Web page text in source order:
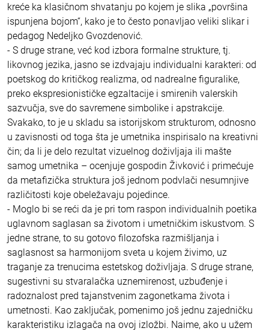
kreće ka klasičnom shvatanju po kojem je slika „površina
ispunjena bojom“, kako je to često ponavljao veliki slikar i
pedagog Nedeljko Gvozdenović.
- S druge strane, već kod izbora formalne strukture, tj.
likovnog jezika, jasno se izdvajaju individualni karakteri: od
poetskog do kritičkog realizma, od nadrealne figuralike,
preko ekspresionističke egzaltacije i smirenih valerskih
sazvučja, sve do savremene simbolike i apstrakcije.
Svakako, to je u skladu sa istorijskom strukturom, odnosno
u zavisnosti od toga šta je umetnika inspirisalo na kreativni
čin; da li je delo rezultat vizuelnog doživljaja ili mašte
samog umetnika – ocenjuje gospodin Živković i primećuje
da metafizička struktura još jednom podvlači nesumnjive
različitosti koje obeležavaju pojedince.
- Moglo bi se reći da je pri tom raspon individualnih poetika
uglavnom saglasan sa životom i umetničkim iskustvom. S
jedne strane, to su gotovo filozofska razmišljanja i
saglasnost sa harmonijom sveta u kojem živimo, uz
traganje za trenucima estetskog doživljaja. S druge strane,
sugestivni su stvaralačka uznemirenost, uzbuđenje i
radoznalost pred tajanstvenim zagonetkama života i
umetnosti. Kao zaključak, pomenimo još jednu zajedničku
karakteristiku izlagača na ovoj izložbi. Naime, ako u užem